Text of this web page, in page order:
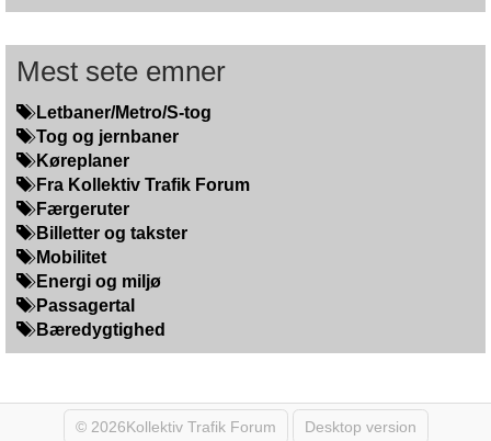
Mest sete emner
Letbaner/Metro/S-tog
Tog og jernbaner
Køreplaner
Fra Kollektiv Trafik Forum
Færgeruter
Billetter og takster
Mobilitet
Energi og miljø
Passagertal
Bæredygtighed
© 2026Kollektiv Trafik Forum Desktop version